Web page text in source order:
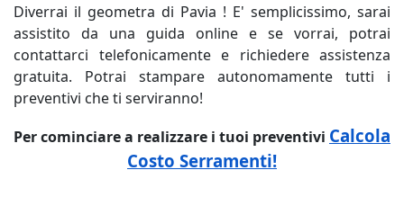
Diverrai il geometra di Pavia ! E' semplicissimo, sarai
assistito da una guida online e se vorrai, potrai
contattarci telefonicamente e richiedere assistenza
gratuita. Potrai stampare autonomamente tutti i
preventivi che ti serviranno!
Per cominciare a realizzare i tuoi preventivi Calcola
Costo Serramenti!